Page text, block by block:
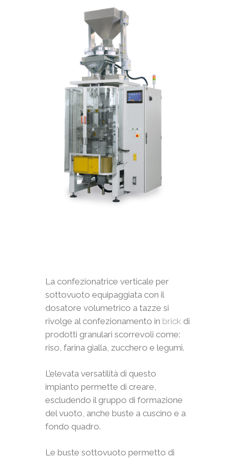
La confezionatrice verticale per
sottovuoto equipaggiata con il
dosatore volumetrico a tazze si
rivolge al confezionamento in brick di
prodotti granulari scorrevoli come:
riso, farina gialla, zucchero e legumi.
L’elevata versatilità di questo
impianto permette di creare,
escludendo il gruppo di formazione
del vuoto, anche buste a cuscino e a
fondo quadro.
Le buste sottovuoto permetto di